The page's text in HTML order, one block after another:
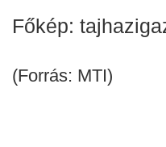
Főkép:
(Forrás: MTI)